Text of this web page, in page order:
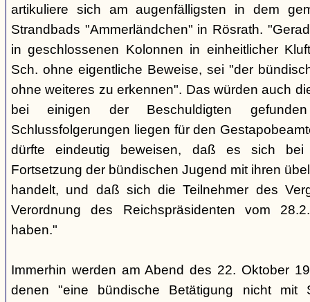
artikuliere sich am augenfälligsten in dem
Strandbads "Ammerländchen" in Rösrath.
in geschlossenen Kolonnen in einheitlicher
Sch. ohne eigentliche Beweise, sei "der
ohne weiteres zu erkennen". Das würden auch
bei einigen der Beschuldigten
Schlussfolgerungen liegen für den
dürfte eindeutig beweisen, daß es sich
Fortsetzung der bündischen Jugend mit ihren
handelt, und daß sich die Teilnehmer des
Verordnung des Reichspräsidenten vom
haben."
Immerhin werden am Abend des 22. Oktober
denen "eine bündische Betätigung nicht mit